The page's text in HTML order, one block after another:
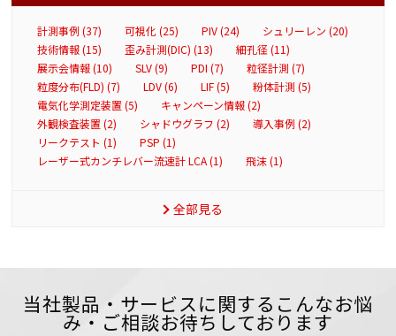
計測事例 (37) 可視化 (25) PIV (24)
シュリーレン (20)
技術情報 (15)
歪み計測(DIC) (13)
細孔径 (11)
展示会情報 (10)
SLV (9) PDI (7)
粒径計測 (7)
粒度分布(FLD) (7)
LDV (6) LIF (5)
粉体計測 (5)
電気化学測定装置 (5)
キャンペーン情報 (2)
外観検査装置 (2)
シャドウグラフ (2)
導入事例 (2)
リークテスト (1)
PSP (1)
レーザー式カンチレバー流速計 LCA (1)
飛沫 (1)
全部見る
当社製品・サービスに関するこんなお悩
み・ご相談お待ちしております